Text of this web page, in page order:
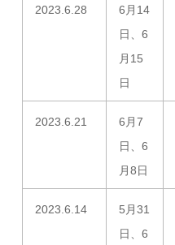
2023.6.28
6月14
日、6
月15
日
2023.6.21
6月7
日、6
月8日
2023.6.14
5月31
日、6